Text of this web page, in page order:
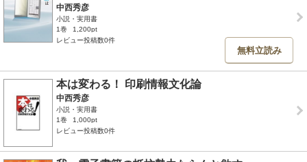
中西秀彦
小説・実用書
1巻
1,200pt
レビュー投稿数0件
無料立読み
本は変わる！ 印刷情報文化論
中西秀彦
小説・実用書
1巻
1,000pt
レビュー投稿数0件